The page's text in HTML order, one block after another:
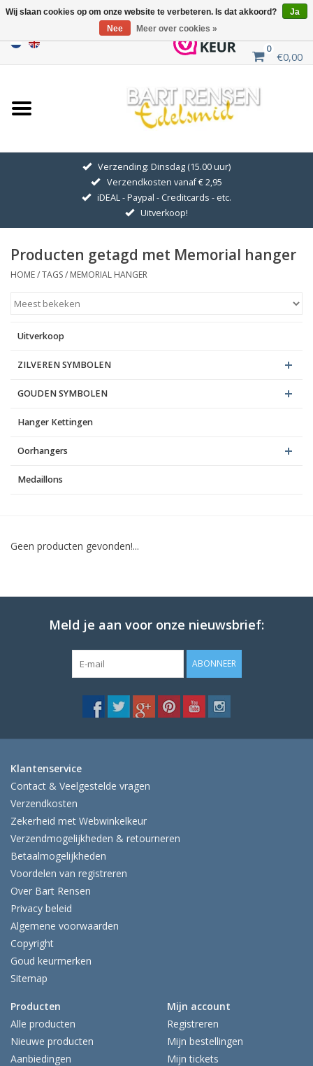
0
€0,00
Home
Uitverkoop
GOUDEN SYMBOLEN
Hanger Kettingen
Oorhangers
Medaillons
Blog
Verzending: Dinsdag (15.00 uur)
Verzendkosten vanaf € 2,95
iDEAL - Paypal - Creditcards - etc.
Uitverkoop!
Producten getagd met Memorial hanger
HOME/TAGS/ MEMORIAL HANGER
Uitverkoop
ZILVEREN SYMBOLEN
GOUDEN SYMBOLEN
Hanger Kettingen
Oorhangers
Medaillons
Geen producten gevonden!...
Meld je aan voor onze nieuwsbrief:
ABONNEER
Klantenservice
Contact & Veelgestelde vragen
Verzendkosten
Zekerheid met Webwinkelkeur
Verzendmogelijkheden & retourneren
Betaalmogelijkheden
Voordelen van registreren
Over Bart Rensen
Privacy beleid
Algemene voorwaarden
Copyright
Goud keurmerken
Sitemap
Producten
Alle producten
Nieuwe producten
Aanbiedingen
Mijn account
Registreren
Mijn bestellingen
Mijn tickets
Wij slaan cookies op om onze website te verbeteren. Is dat akkoord?
Ja
Nee
Meer over cookies »